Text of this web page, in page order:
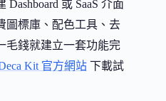
或 SaaS 介面
圖標庫、配色工具、去
毛錢就建立一套功能完
Kit 官方網站 下載試